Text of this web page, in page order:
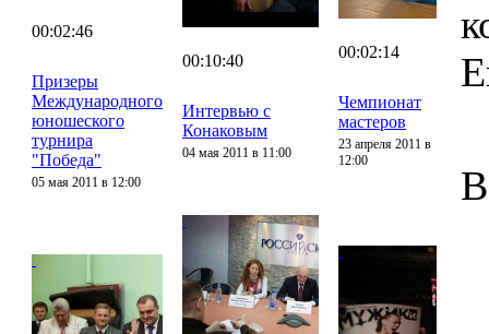
00:02:46
Призеры
Международного
юношеского
турнира
"Победа"
05 мая 2011 в 12:00
00:10:40
Интервью с
Конаковым
04 мая 2011 в 11:00
00:02:14
Чемпионат
мастеров
23 апреля 2011 в
12:00